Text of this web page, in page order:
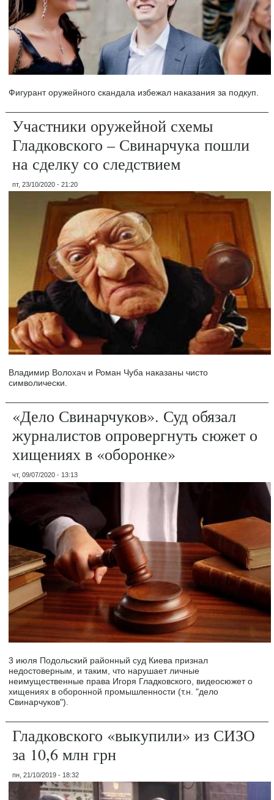
Фигурант оружейного скандала избежал наказания за подкуп.
Участники оружейной схемы
Гладковского – Свинарчука пошли
на сделку со следствием
пт, 23/10/2020 - 21:20
Владимир Волохач и Роман Чуба наказаны чисто
символически.
«Дело Свинарчуков». Суд обязал
журналистов опровергнуть сюжет о
хищениях в «оборонке»
чт, 09/07/2020 - 13:13
3 июля Подольский районный суд Киева признал
недостоверным, и таким, что нарушает личные
неимущественные права Игоря Гладковского, видеосюжет о
хищениях в оборонной промышленности (т.н. "дело
Свинарчуков").
Гладковского «выкупили» из СИЗО
за 10,6 млн грн
пн, 21/10/2019 - 18:32